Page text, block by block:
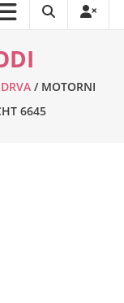
/ MOTORNI
6645